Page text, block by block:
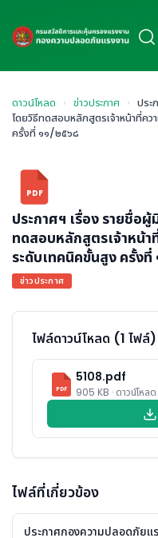
ดาวน์โหลด › ข่าวประกาศ › ประ
โดยวิธีทดสอบหลักสูตรเจ้าหน้าที่ค
ครั้งที่ ๑๑/๒๕๖๘
PDF
ประกาศฯ เรื่อง รายชื่อผู้
ทดสอบหลักสูตรเจ้าหน้า
ระดับเทคนิคขั้นสูง ครั้ง
ข่าวประกาศ
ไฟล์ดาวน์โหลด (1 ไฟล์)
PDF
5108.pdf
905 KB · ดาวน์โหล
ไฟล์ที่เกี่ยวข้อง
ประกาศกองความปลอดภัย